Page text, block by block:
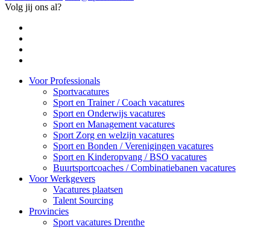
Volg jij ons al?
Voor Professionals
Sportvacatures
Sport en Trainer / Coach vacatures
Sport en Onderwijs vacatures
Sport en Management vacatures
Sport Zorg en welzijn vacatures
Sport en Bonden / Verenigingen vacatures
Sport en Kinderopvang / BSO vacatures
Buurtsportcoaches / Combinatiebanen vacatures
Voor Werkgevers
Vacatures plaatsen
Talent Sourcing
Provincies
Sport vacatures Drenthe